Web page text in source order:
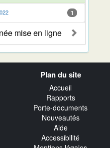
1
mise en ligne
Plan du site
Accueil
Rapports
Porte-documents
Nouveautés
Aide
Accessibilité